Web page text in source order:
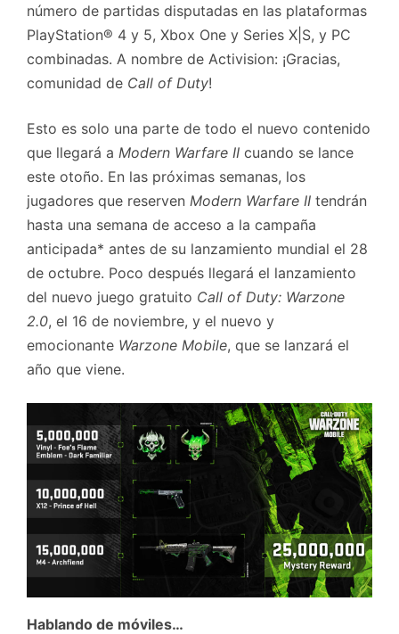
número de partidas disputadas en las plataformas
PlayStation® 4 y 5, Xbox One y Series X|S, y PC
combinadas. A nombre de Activision: ¡Gracias,
comunidad de Call of Duty!
Esto es solo una parte de todo el nuevo contenido
que llegará a Modern Warfare II cuando se lance
este otoño. En las próximas semanas, los
jugadores que reserven Modern Warfare II tendrán
hasta una semana de acceso a la campaña
anticipada* antes de su lanzamiento mundial el 28
de octubre. Poco después llegará el lanzamiento
del nuevo juego gratuito Call of Duty: Warzone
2.0, el 16 de noviembre, y el nuevo y
emocionante Warzone Mobile, que se lanzará el
año que viene.
Hablando de móviles…